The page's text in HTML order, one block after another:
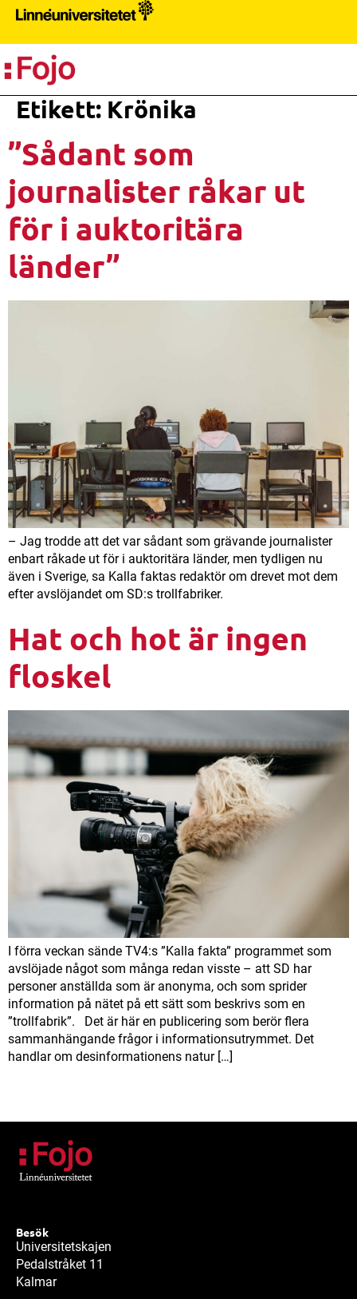
Etikett: Krönika
”Sådant som
journalister råkar ut
för i auktoritära
länder”
– Jag trodde att det var sådant som grävande journalister
enbart råkade ut för i auktoritära länder, men tydligen nu
även i Sverige, sa Kalla faktas redaktör om drevet mot dem
efter avslöjandet om SD:s trollfabriker.
Hat och hot är ingen
floskel
I förra veckan sände TV4:s ”Kalla fakta” programmet som
avslöjade något som många redan visste – att SD har
personer anställda som är anonyma, och som sprider
information på nätet på ett sätt som beskrivs som en
”trollfabrik”. Det är här en publicering som berör flera
sammanhängande frågor i informationsutrymmet. Det
handlar om desinformationens natur […]
Besök
Universitetskajen
Pedalstråket 11
Kalmar